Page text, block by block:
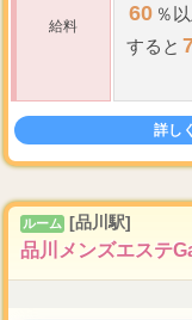
給料
60 ％
すると
60分
90 分
...
詳し
ルーム [品川駅]
品川メンズエステ